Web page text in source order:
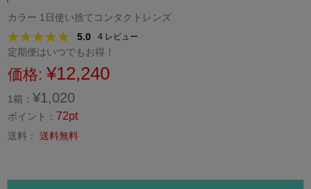
カラー 1日使い捨てコンタクトレンズ
5.0
4 レビュー
定期便はいつでもお得！
価格: ¥12,240
1箱： ¥1,020
ポイント： 72pt
送料：送料無料